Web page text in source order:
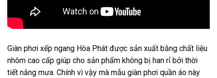
Giàn phơi xếp ngang Hòa Phát được sản xuất bằng chất liệu
nhôm cao cấp giúp cho sản phẩm không bị han rỉ bởi thời
tiết nắng mưa. Chính vì vậy mà mẫu giàn phơi quần áo này